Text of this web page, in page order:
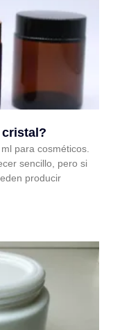
cristal?
para cosméticos.
sencillo, pero si
producir